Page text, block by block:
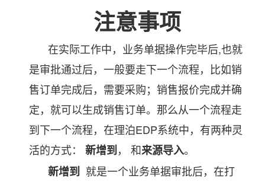
注意事项
在实际工作中，业务单据操作完毕后,也就
是审批通过后，一般要走下一个流程，比如销
售订单完成后，需要采购；销售报价完成并确
定，就可以生成销售订单。 那么从一个流程走
到下一个流程，在理泊EDP系统中，有两种灵
活的方式：
新增到， 和来源导入。
新增到 就是一个业务单据审批后，在打